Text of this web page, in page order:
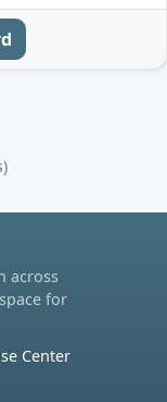
across
for
Center